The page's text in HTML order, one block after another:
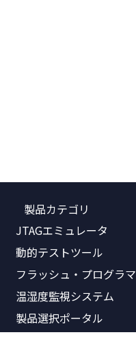
製品カテゴリ
JTAGエミュレータ
動的テストツール
フラッシュ・プログラマ
温湿度監視システム
製品選択ポータル